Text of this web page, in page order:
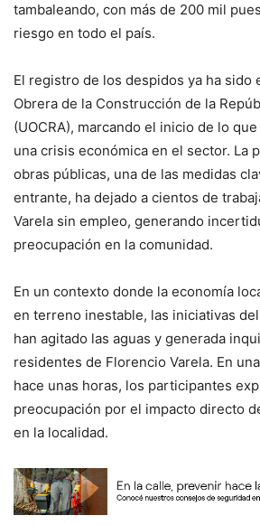
tambaleando, con más de 200 mil
riesgo en todo el país.
El registro de los despidos ya ha sido
Obrera de la Construcción de la
(UOCRA), marcando el inicio de lo
una crisis económica en el sector. La
obras públicas, una de las medidas
entrante, ha dejado a cientos de
Varela sin empleo, generando
preocupación en la comunidad.
En un contexto donde la economía
en terreno inestable, las iniciativas
han agitado las aguas y generada
residentes de Florencio Varela. En
hace unas horas, los participantes
preocupación por el impacto directo
en la localidad.